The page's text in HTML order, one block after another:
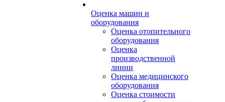
Оценка машин и
оборудования
Оценка отопительного
оборудования
Оценка
производственной
линии
Оценка медицинского
оборудования
Оценка стоимости